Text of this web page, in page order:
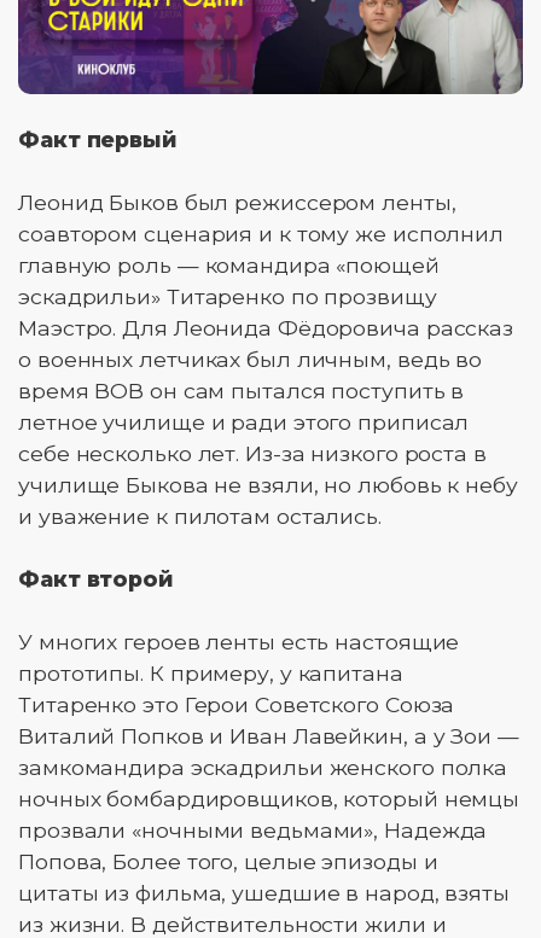
Факт первый
Леонид Быков был режиссером ленты,
соавтором сценария и к тому же исполнил
главную роль — командира «поющей
эскадрильи» Титаренко по прозвищу
Маэстро. Для Леонида Фёдоровича рассказ
о военных летчиках был личным, ведь во
время ВОВ он сам пытался поступить в
летное училище и ради этого приписал
себе несколько лет. Из-за низкого роста в
училище Быкова не взяли, но любовь к небу
и уважение к пилотам остались.
Факт второй
У многих героев ленты есть настоящие
прототипы. К примеру, у капитана
Титаренко это Герои Советского Союза
Виталий Попков и Иван Лавейкин, а у Зои —
замкомандира эскадрильи женского полка
ночных бомбардировщиков, который немцы
прозвали «ночными ведьмами», Надежда
Попова, Более того, целые эпизоды и
цитаты из фильма, ушедшие в народ, взяты
из жизни. В действительности жили и